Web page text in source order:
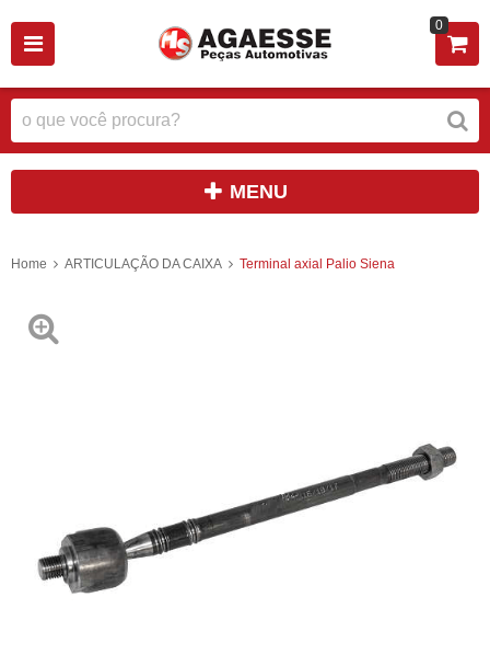
0
MENU
Home ARTICULAÇÃO DA CAIXA Terminal axial Palio Siena